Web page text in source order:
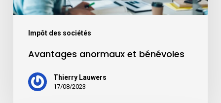
Impôt des sociétés
Avantages anormaux et bénévoles
Thierry Lauwers
17/08/2023